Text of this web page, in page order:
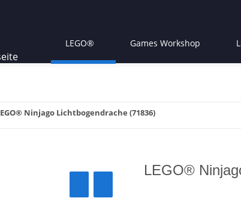
LEGO® Games Workshop
Ninjago Lichtbogendrache (71836)
LEGO®